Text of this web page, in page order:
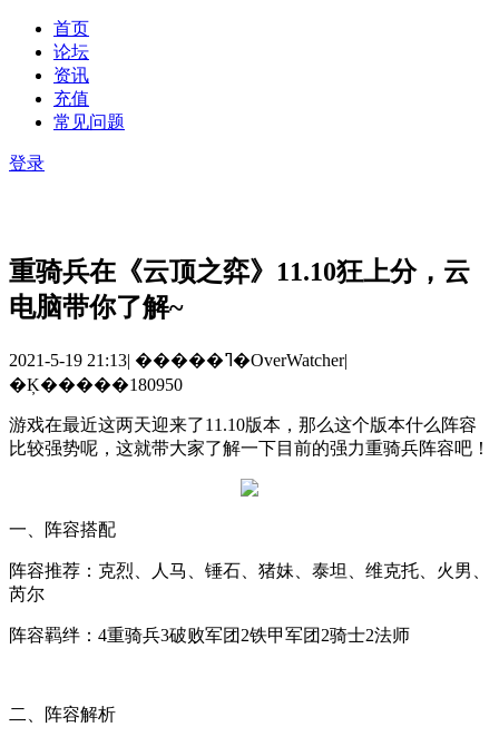
首页
论坛
资讯
充值
常见问题
登录
重骑兵在《云顶之弈》11.10狂上分，云
电脑带你了解~
2021-5-19 21:13| �����ߣ�OverWatcher|
�Ķ�����180950
游戏在最近这两天迎来了11.10版本，那么这个版本什么阵容
比较强势呢，这就带大家了解一下目前的强力重骑兵阵容吧！
一、阵容搭配
阵容推荐：克烈、人马、锤石、猪妹、泰坦、维克托、火男、
芮尔
阵容羁绊： 4重骑兵3破败军团 2铁甲军团 2骑士2法师
二、阵容解析